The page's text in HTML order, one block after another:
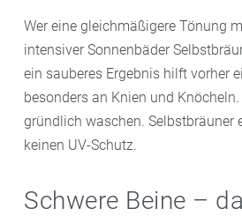
Wer eine gleichmäßigere Tönung
intensiver Sonnenbäder
ein sauberes Ergebnis hilft vorher
besonders an Knien und
gründlich waschen. Selbstbräuner
keinen UV-Schutz.
Schwere Beine –